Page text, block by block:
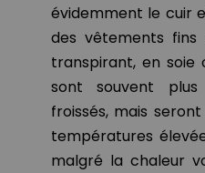
évidemment le cuir
des vêtements
transpirant, en soie
sont souvent
froissés, mais
températures
malgré la chaleur